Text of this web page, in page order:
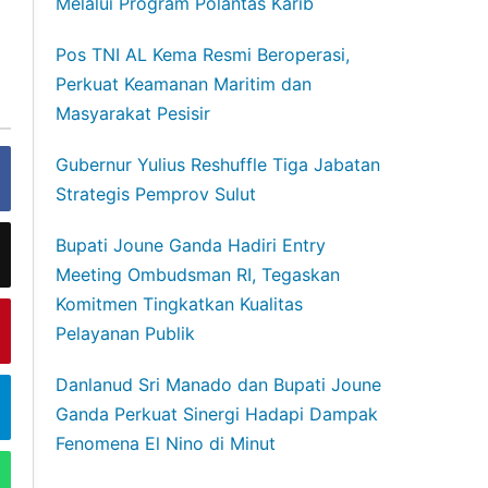
Pos TNI AL Kema Resmi Beroperasi,
Perkuat Keamanan Maritim dan
Masyarakat Pesisir
Gubernur Yulius Reshuffle Tiga Jabatan
Strategis Pemprov Sulut
Bupati Joune Ganda Hadiri Entry
Meeting Ombudsman RI, Tegaskan
Komitmen Tingkatkan Kualitas
Pelayanan Publik
Danlanud Sri Manado dan Bupati Joune
Ganda Perkuat Sinergi Hadapi Dampak
Fenomena El Nino di Minut